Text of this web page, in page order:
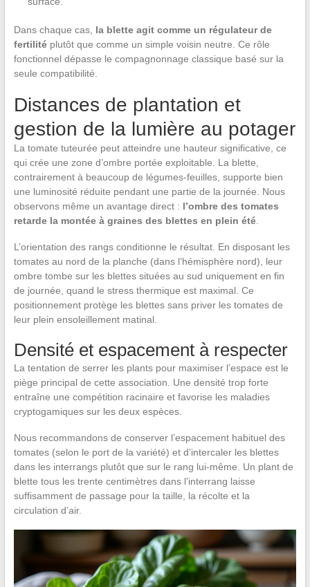
Dans chaque cas, la blette agit comme un régulateur de
fertilitéplutôt que comme un simple voisin neutre. Ce rôle
fonctionnel dépasse le compagnonnage classique basé sur la
seule compatibilité.
Distances de plantation et
gestion de la lumière au potager
La tomate tuteurée peut atteindre une hauteur significative, ce
qui crée une zone d’ombre portée exploitable. La blette,
contrairement à beaucoup de légumes-feuilles, supporte bien
une luminosité réduite pendant une partie de la journée. Nous
observons même un avantage direct : l’ombre des tomates
retarde la montée à graines des blettes en plein été.
L’orientation des rangs conditionne le résultat. En disposant les
tomates au nord de la planche (dans l’hémisphère nord), leur
ombre tombe sur les blettes situées au sud uniquement en fin
de journée, quand le stress thermique est maximal. Ce
positionnement protège les blettes sans priver les tomates de
leur plein ensoleillement matinal.
Densité et espacement à respecter
La tentation de serrer les plants pour maximiser l’espace est le
piège principal de cette association. Une densité trop forte
entraîne une compétition racinaire et favorise les maladies
cryptogamiques sur les deux espèces.
Nous recommandons de conserver l’espacement habituel des
tomates (selon le port de la variété) et d’intercaler les blettes
dans les interrangs plutôt que sur le rang lui-même. Un plant de
blette tous les trente centimètres dans l’interrang laisse
suffisamment de passage pour la taille, la récolte et la
circulation d’air.